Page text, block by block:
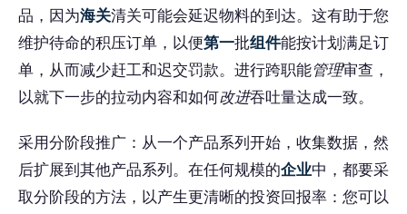
品，因为海关清关可能会延迟物料的到达。这有助于您
维护待命的积压订单，以便第一批组件能按计划满足订
单，从而减少赶工和迟交罚款。进行跨职能管理审查，
以就下一步的拉动内容和如何改进吞吐量达成一致。
采用分阶段推广：从一个产品系列开始，收集数据，然
后扩展到其他产品系列。在任何规模的企业中，都要采
取分阶段的方法，以产生更清晰的投资回报率：您可以